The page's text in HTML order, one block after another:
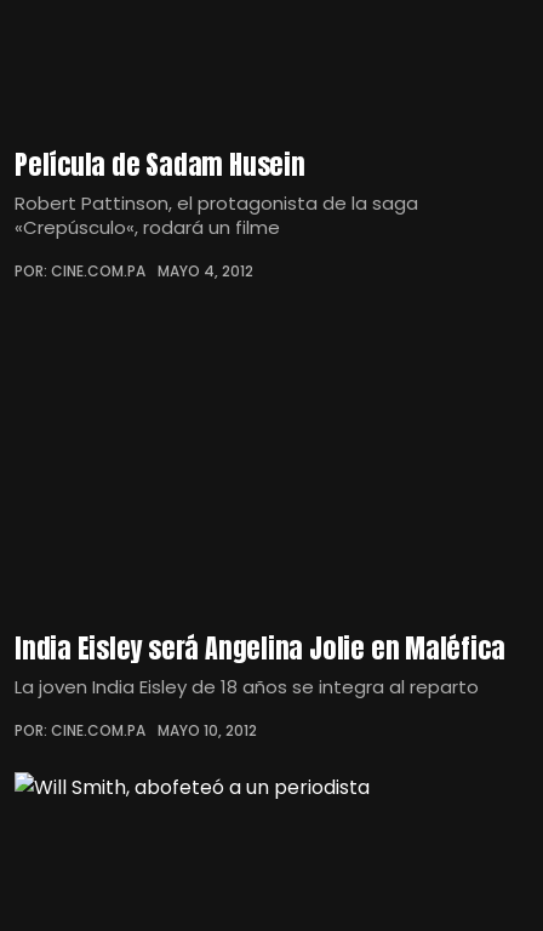
Película de Sadam Husein
Robert Pattinson, el protagonista de la saga
«Crepúsculo«, rodará un filme
POR: CINE.COM.PA MAYO 4, 2012
India Eisley será Angelina Jolie en Maléfica
La joven India Eisley de 18 años se integra al reparto
POR: CINE.COM.PA MAYO 10, 2012